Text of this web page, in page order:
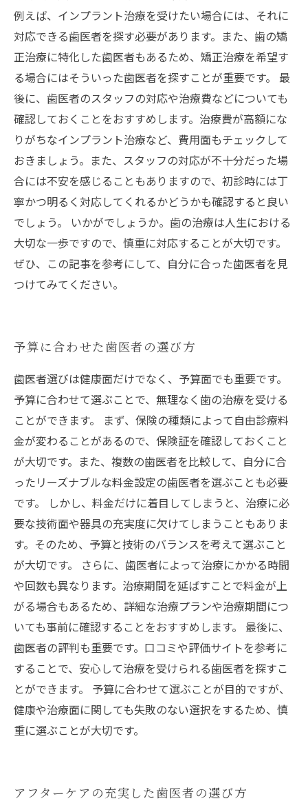
例えば、インプラント治療を受けたい場合には、それに
対応できる歯医者を探す必要があります。また、歯の矯
正治療に特化した歯医者もあるため、矯正治療を希望す
る場合にはそういった歯医者を探すことが重要です。 最
後に、歯医者のスタッフの対応や治療費などについても
確認しておくことをおすすめします。治療費が高額にな
りがちなインプラント治療など、費用面もチェックして
おきましょう。また、スタッフの対応が不十分だった場
合には不安を感じることもありますので、初診時には丁
寧かつ明るく対応してくれるかどうかも確認すると良い
でしょう。 いかがでしょうか。歯の治療は人生における
大切な一歩ですので、慎重に対応することが大切です。
ぜひ、この記事を参考にして、自分に合った歯医者を見
つけてみてください。
予算に合わせた歯医者の選び方
歯医者選びは健康面だけでなく、予算面でも重要です。
予算に合わせて選ぶことで、無理なく歯の治療を受ける
ことができます。 まず、保険の種類によって自由診療料
金が変わることがあるので、保険証を確認しておくこと
が大切です。また、複数の歯医者を比較して、自分に合
ったリーズナブルな料金設定の歯医者を選ぶことも必要
です。 しかし、料金だけに着目してしまうと、治療に必
要な技術面や器具の充実度に欠けてしまうこともありま
す。そのため、予算と技術のバランスを考えて選ぶこと
が大切です。 さらに、歯医者によって治療にかかる時間
や回数も異なります。治療期間を延ばすことで料金が上
がる場合もあるため、詳細な治療プランや治療期間につ
いても事前に確認することをおすすめします。 最後に、
歯医者の評判も重要です。口コミや評価サイトを参考に
することで、安心して治療を受けられる歯医者を探すこ
とができます。 予算に合わせて選ぶことが目的ですが、
健康や治療面に関しても失敗のない選択をするため、慎
重に選ぶことが大切です。
アフターケアの充実した歯医者の選び方